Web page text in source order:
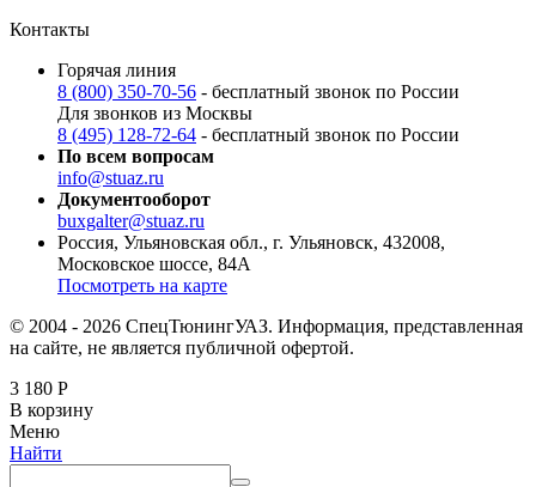
Контакты
Горячая линия
8 (800) 350-70-56 - бесплатный звонок по России
Для звонков из Москвы
8 (495) 128-72-64 - бесплатный звонок по России
По всем вопросам
info@stuaz.ru
Документооборот
buxgalter@stuaz.ru
Россия, Ульяновская обл., г. Ульяновск, 432008,
Московское шоссе, 84А
Посмотреть на карте
© 2004 - 2026 СпецТюнингУАЗ. Информация, представленная
на сайте, не является публичной офертой.
3 180 Р
В корзину
Меню
Найти